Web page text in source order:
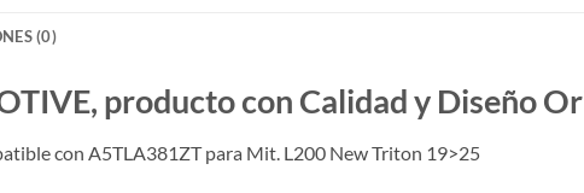
(0)
producto con Calidad y Diseño
con A5TLA381ZT para Mit. L200 New Triton 19>25